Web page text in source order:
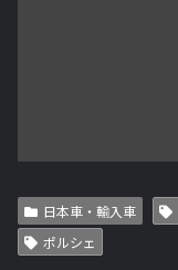
日本車・輸入車
ポルシェ